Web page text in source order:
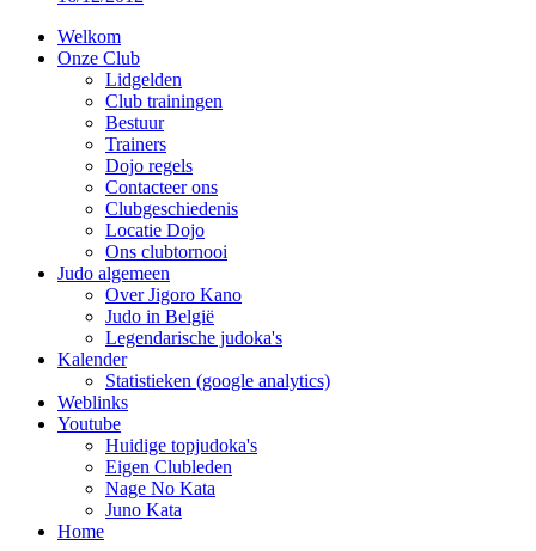
Welkom
Onze Club
Lidgelden
Club trainingen
Bestuur
Trainers
Dojo regels
Contacteer ons
Clubgeschiedenis
Locatie Dojo
Ons clubtornooi
Judo algemeen
Over Jigoro Kano
Judo in België
Legendarische judoka's
Kalender
Statistieken (google analytics)
Weblinks
Youtube
Huidige topjudoka's
Eigen Clubleden
Nage No Kata
Juno Kata
Home